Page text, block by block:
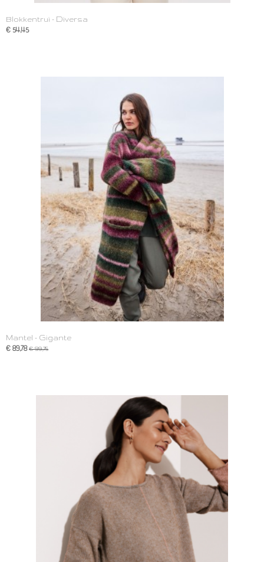
Blokkentrui - Diversa
€ 54,45
Mantel - Gigante
€ 89,78 € 99,75